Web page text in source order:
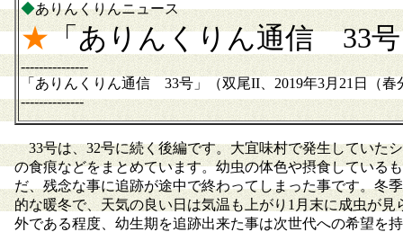
◆ありんくりんニュース
★「ありんくりん通信 33
---------------
「ありんくりん通信 33号」（双尾II、2019年3月21日（春
--------------
33号は、32号に続く後編です。大宜味村で発生していた
の食痕などをまとめています。幼虫の体色や摂食している
だ、残念な事に追跡が途中で終わってしまった事です。冬
的な暖冬で、天気の良い日は気温も上がり1月末に成虫が
外である程度、幼生期を追跡出来た事は次世代への希望を